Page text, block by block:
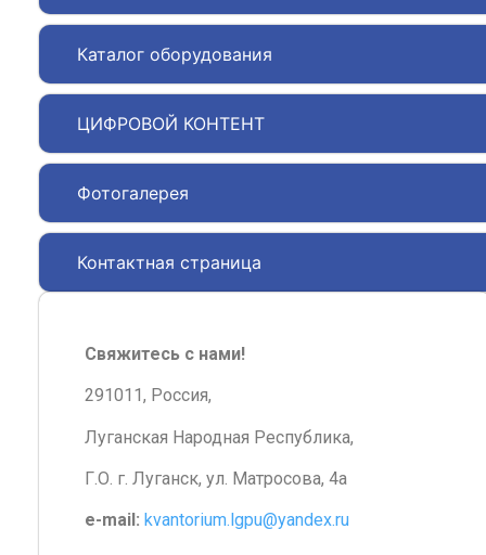
Каталог оборудования
ЦИФРОВОЙ КОНТЕНТ
Фотогалерея
Контактная страница
Свяжитесь с нами!
291011, Россия,
Луганская Народная Республика,
Г.О. г. Луганск, ул. Матросова, 4а
e-mail: kvantorium.lgpu@yandex.ru